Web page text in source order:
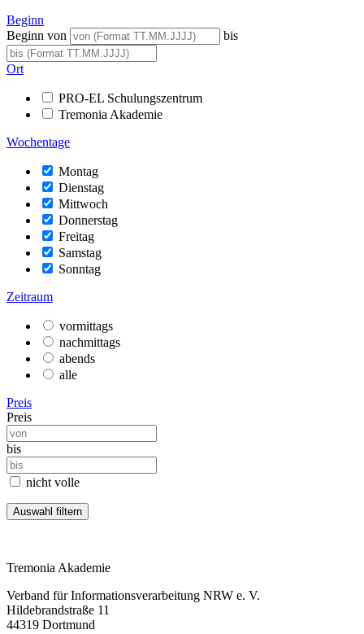
Beginn
Beginn von
bis
Ort
PRO-EL Schulungszentrum
Tremonia Akademie
Wochentage
Montag
Dienstag
Mittwoch
Donnerstag
Freitag
Samstag
Sonntag
Zeitraum
vormittags
nachmittags
abends
alle
Preis
Preis
bis
nicht volle
Tremonia Akademie
Verband für Informationsverarbeitung NRW e. V.
Hildebrandstraße 11
44319 Dortmund